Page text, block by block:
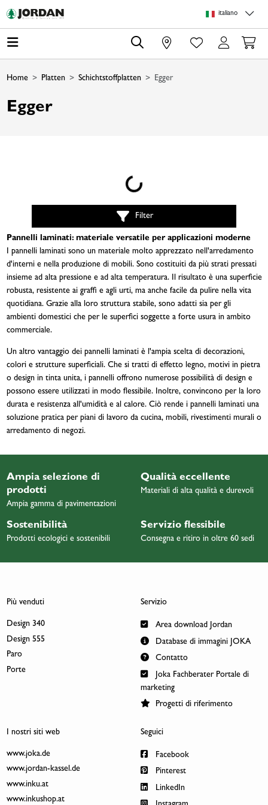
italiano
0
Home Platten Schichtstoffplatten Egger
Egger
Loading...
Filter
Pannelli laminati: materiale versatile per applicazioni moderne
I pannelli laminati sono un materiale molto apprezzato nell'arredamento
d'interni e nella produzione di mobili. Sono costituiti da più strati pressati
insieme ad alta pressione e ad alta temperatura. Il risultato è una superficie
robusta, resistente ai graffi e agli urti, ma anche facile da pulire nella vita
quotidiana. Grazie alla loro struttura stabile, sono adatti sia per gli
ambienti domestici che per le superfici soggette a forte usura in ambito
commerciale.
Un altro vantaggio dei pannelli laminati è l'ampia scelta di decorazioni,
colori e strutture superficiali. Che si tratti di effetto legno, motivi in pietra
o design in tinta unita, i pannelli offrono numerose possibilità di design e
possono essere utilizzati in modo flessibile. Inoltre, convincono per la loro
durata e resistenza all'umidità e al calore. Ciò rende i pannelli laminati una
soluzione pratica per piani di lavoro da cucina, mobili, rivestimenti murali o
arredamento di negozi.
Ampia selezione di
prodotti
Ampia gamma di pavimentazioni
Qualità eccellente
Materiali di alta qualità e durevoli
Sostenibilità
Prodotti ecologici e sostenibili
Servizio flessibile
Consegna e ritiro in oltre 60 sedi
Più venduti
Design 340
Design 555
Paro
Porte
Servizio
Area download Jordan
Database di immagini JOKA
Contatto
Joka Fachberater Portale di
marketing
Progetti di riferimento
I nostri siti web
www.joka.de
www.jordan-kassel.de
www.inku.at
www.inkushop.at
Seguici
Facebook
Pinterest
LinkedIn